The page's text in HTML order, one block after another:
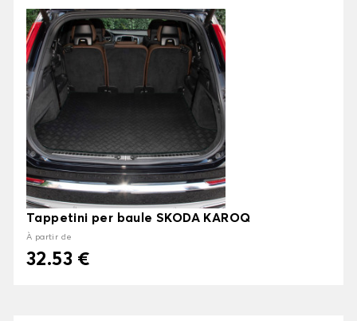
Tappetini per baule SKODA KAROQ
À partir de
32.53 €